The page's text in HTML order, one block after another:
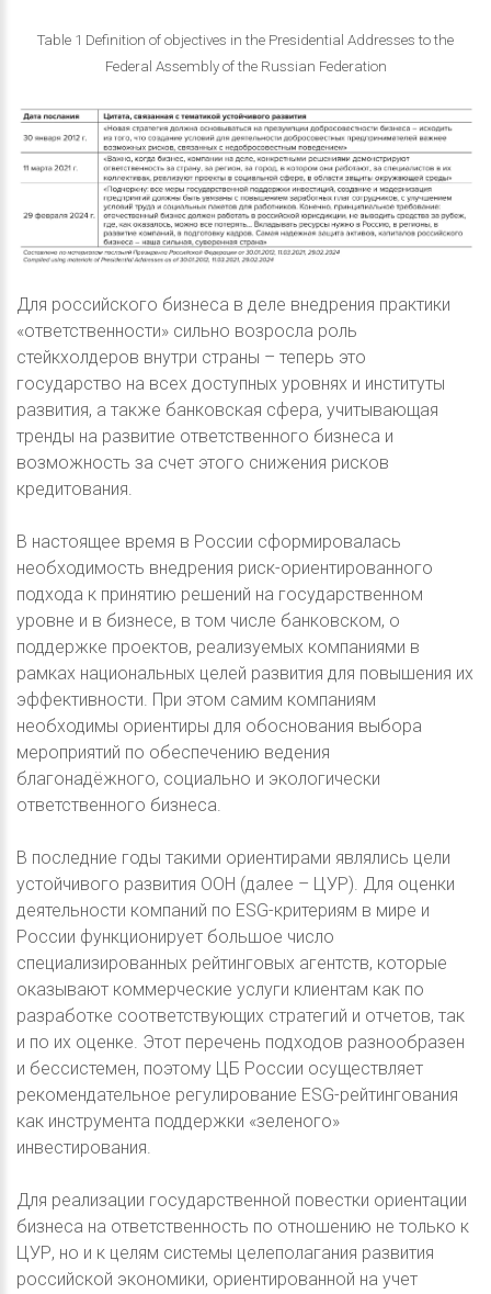
Table 1 Definition of objectives in the Presidential Addresses to the
Federal Assembly of the Russian Federation
Для российского бизнеса в деле внедрения практики
«ответственности» сильно возросла роль
стейкхолдеров внутри страны – теперь это
государство на всех доступных уровнях и институты
развития, а также банковская сфера, учитывающая
тренды на развитие ответственного бизнеса и
возможность за счет этого снижения рисков
кредитования.
В настоящее время в России сформировалась
необходимость внедрения риск-ориентированного
подхода к принятию решений на государственном
уровне и в бизнесе, в том числе банковском, о
поддержке проектов, реализуемых компаниями в
рамках национальных целей развития для повышения их
эффективности. При этом самим компаниям
необходимы ориентиры для обоснования выбора
мероприятий по обеспечению ведения
благонадёжного, социально и экологически
ответственного бизнеса.
В последние годы такими ориентирами являлись цели
устойчивого развития ООН (далее – ЦУР). Для оценки
деятельности компаний по ESG-критериям в мире и
России функционирует большое число
специализированных рейтинговых агентств, которые
оказывают коммерческие услуги клиентам как по
разработке соответствующих стратегий и отчетов, так
и по их оценке. Этот перечень подходов разнообразен
и бессистемен, поэтому ЦБ России осуществляет
рекомендательное регулирование ESG-рейтингования
как инструмента поддержки «зеленого»
инвестирования.
Для реализации государственной повестки ориентации
бизнеса на ответственность по отношению не только к
ЦУР, но и к целям системы целеполагания развития
российской экономики, ориентированной на учет